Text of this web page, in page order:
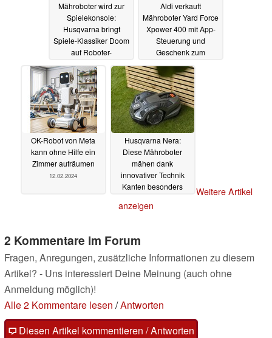
Mähroboter wird zur
Spielekonsole:
Husqvarna bringt
Spiele-Klassiker Doom
auf Roboter-
24.02.2024
Aldi verkauft
Mähroboter Yard Force
Xpower 400 mit App-
Steuerung und
Geschenk zum
Euro17.02.2024
OK-Robot von Meta
kann ohne Hilfe ein
Zimmer aufräumen
12.02.2024
Husqvarna Nera:
Diese Mähroboter
mähen dank
innovativer Technik
Kanten besonders
unterstützt IFTTT
Weitere Artikel
anzeigen
2 Kommentare im Forum
Fragen, Anregungen, zusätzliche Informationen zu diesem
Artikel? - Uns interessiert Deine Meinung (auch ohne
Anmeldung möglich)!
Alle 2 Kommentare lesen /Antworten
Diesen Artikel kommentieren / Antworten